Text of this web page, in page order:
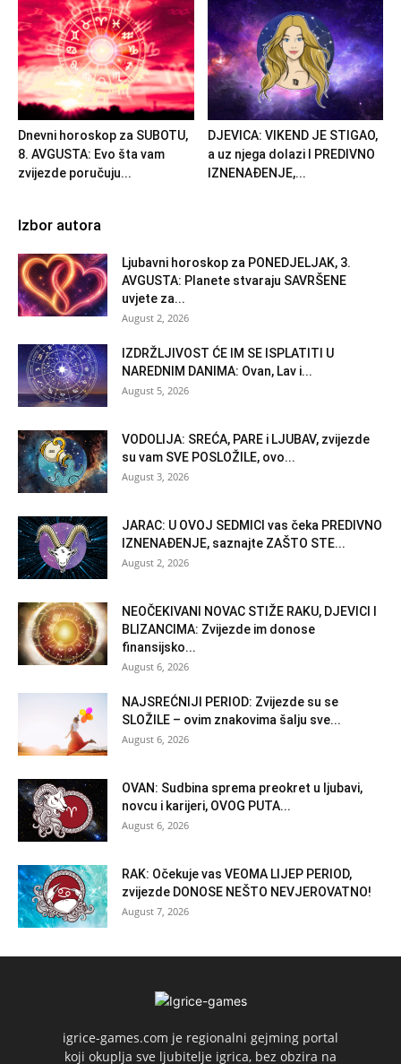
Dnevni horoskop za SUBOTU,
8. AVGUSTA: Evo šta vam
zvijezde poručuju...
DJEVICA: VIKEND JE STIGAO,
a uz njega dolazi I PREDIVNO
IZNENAĐENJE,...
Izbor autora
Ljubavni horoskop za PONEDJELJAK, 3.
AVGUSTA: Planete stvaraju SAVRŠENE
uvjete za...
August 2, 2026
IZDRŽLJIVOST ĆE IM SE ISPLATITI U
NAREDNIM DANIMA: Ovan, Lav i...
August 5, 2026
VODOLIJA: SREĆA, PARE i LJUBAV, zvijezde
su vam SVE POSLOŽILE, ovo...
August 3, 2026
JARAC: U OVOJ SEDMICI vas čeka PREDIVNO
IZNENAĐENJE, saznajte ZAŠTO STE...
August 2, 2026
NEOČEKIVANI NOVAC STIŽE RAKU, DJEVICI I
BLIZANCIMA: Zvijezde im donose
finansijsko...
August 6, 2026
NAJSREĆNIJI PERIOD: Zvijezde su se
SLOŽILE – ovim znakovima šalju sve...
August 6, 2026
OVAN: Sudbina sprema preokret u ljubavi,
novcu i karijeri, OVOG PUTA...
August 6, 2026
RAK: Očekuje vas VEOMA LIJEP PERIOD,
zvijezde DONOSE NEŠTO NEVJEROVATNO!
August 7, 2026
igrice-games.com je regionalni gejming portal
koji okuplja sve ljubitelje igrica, bez obzira na